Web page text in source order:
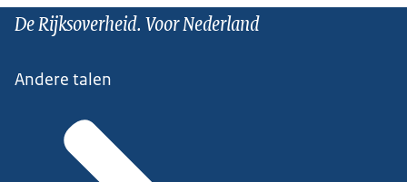
De Rijksoverheid. Voor Nederland
Andere talen